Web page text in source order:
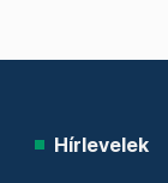
Hírlevelek